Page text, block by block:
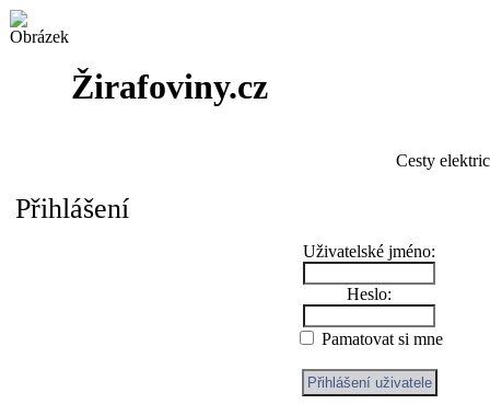
Žirafoviny.cz
Cesty
Přihlášení
Uživatelské jméno:
Heslo:
Pamatovat si mne